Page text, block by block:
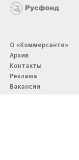
О «Коммерсанте»
Архив
Контакты
Реклама
Вакансии